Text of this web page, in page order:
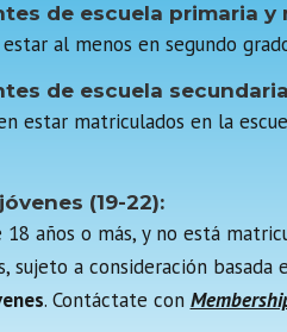
de escuela primaria y
al menos en segundo
de escuela
estar matriculados en la
(19-22):
años o más, y no está
sujeto a consideración
. Contáctate con